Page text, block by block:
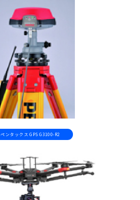
ペンタックス GPS G3100-R2